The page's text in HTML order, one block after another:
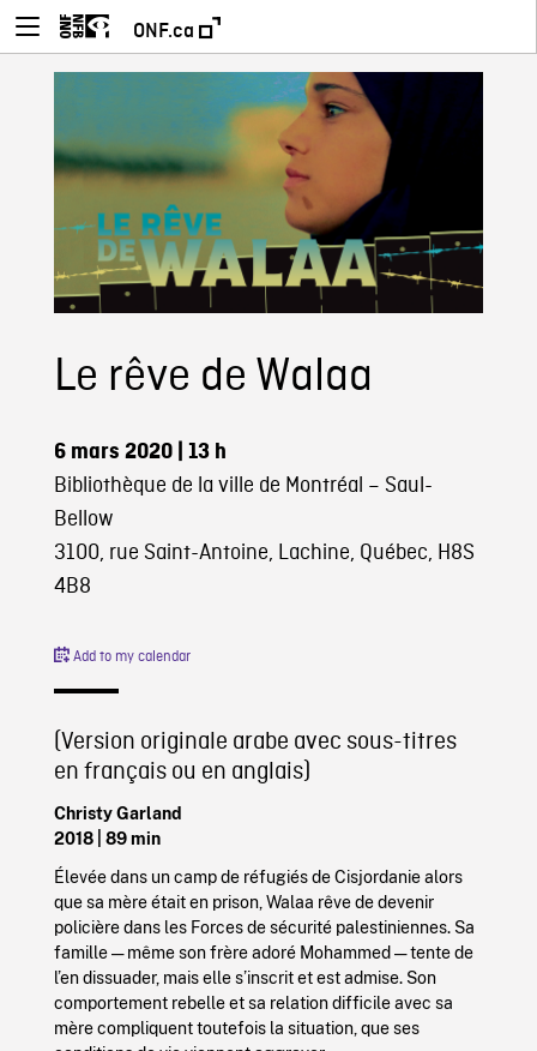
ONF.ca
Le rêve de Walaa
6 mars 2020| 13 h
Bibliothèque de la ville de Montréal – Saul-
Bellow
3100, rue Saint-Antoine, Lachine, Québec, H8S
4B8
Add to my calendar
(Version originale arabe avec sous-titres
en français ou en anglais)
Christy Garland
2018
| 89 min
Élevée dans un camp de réfugiés de Cisjordanie alors
que sa mère était en prison, Walaa rêve de devenir
policière dans les Forces de sécurité palestiniennes. Sa
famille — même son frère adoré Mohammed — tente de
l’en dissuader, mais elle s’inscrit et est admise. Son
comportement rebelle et sa relation difficile avec sa
mère compliquent toutefois la situation, que ses